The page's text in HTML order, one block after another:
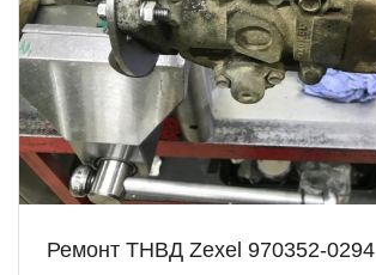
Ремонт ТНВД Zexel 970352-0294